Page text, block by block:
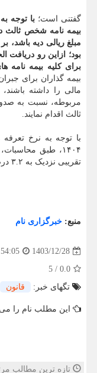
گفتنی است؛ با توجه
بیمه نامه شخص ثالث
مبلغ ریالی دیه
بود؛ ازاین رو دریافت
برای کلیه بیمه نامه
بیمه گذاران برای
مالی را داشته
مربوطه، نسبت به
ثالث اقدام نمایند.
با توجه به نرخ
۱۴۰۴، طبق
تقریبی نزدیک به ۳.۲ درصد بیشتر از نرخ دیه ۱۴۰۴ است.
منبع: خبرگزاری نام
1403/12/28
0.0
/
5
تگهای خبر:
قانون
این مطلب نام را
تازه ترین مطالب